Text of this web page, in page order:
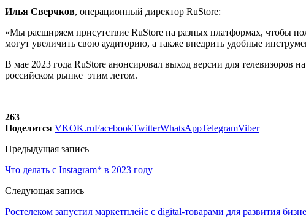
Илья Сверчков, операционный директор RuStore:
«Мы расширяем присутствие RuStore на разных платформах, чтобы
могут увеличить свою аудиторию, а также внедрить удобные
В мае 2023 года RuStore анонсировал выход версии для телевизоров
российском рынке этим летом.
263
Поделится VKOK.ruFacebookTwitterWhatsAppTelegramViber
Предыдущая запись
Что делать с Instagram* в 2023 году
Следующая запись
Ростелеком запустил маркетплейс с digital-товарами для развития